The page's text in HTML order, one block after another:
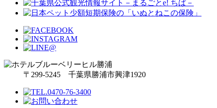
〒299-5245 千葉県勝浦市興津1920